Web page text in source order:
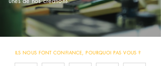
ILS NOUS FONT CONFIANCE, POURQUOI PAS VOUS ?